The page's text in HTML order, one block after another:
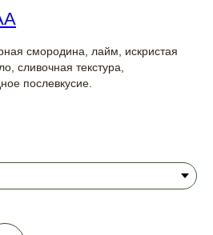
смородина, лайм, искристая
сливочная текстура,
послевкусие.